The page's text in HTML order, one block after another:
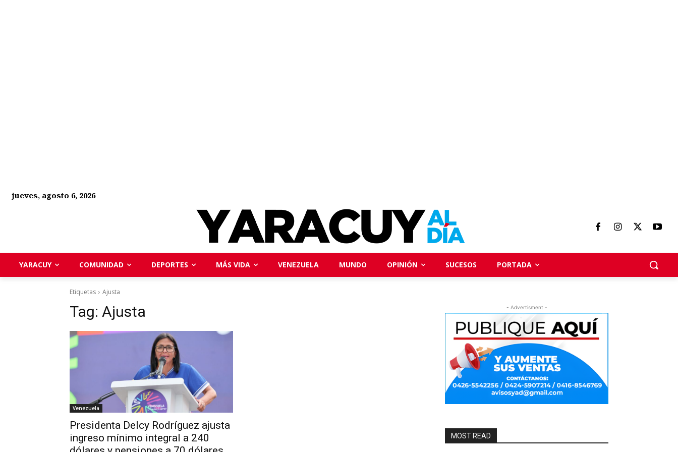
jueves, agosto 6, 2026
YARACUY COMUNIDAD DEPORTES MÁS VIDA VENEZUELA MUNDO OPINIÓN SUCESOS PORTADA
Etiquetas Ajusta
Tag: Ajusta
Venezuela
Presidenta Delcy Rodríguez ajusta
ingreso mínimo integral a 240
- Advertisment -
MOST READ